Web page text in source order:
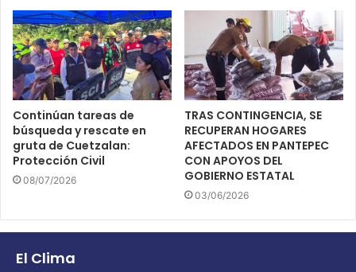
Continúan tareas de
búsqueda y rescate en
gruta de Cuetzalan:
Protección Civil
08/07/2026
TRAS CONTINGENCIA, SE
RECUPERAN HOGARES
AFECTADOS EN PANTEPEC
CON APOYOS DEL
GOBIERNO ESTATAL
03/06/2026
El Clima